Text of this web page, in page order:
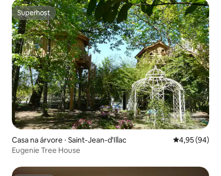
Superhost
Superhost
Casa na árvore ⋅ Saint-Jean-d'Illac 4,95 de uma
4,95 (94)
Eugenie Tree House